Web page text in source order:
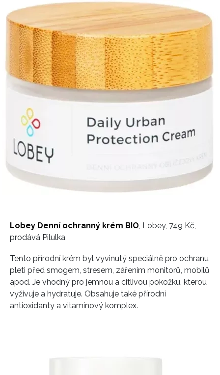
INFORMACE
REDAKCE
Lobey Denní ochranný krém BIO , Lobey, 749 Kč,
prodává Pilulka
Tento přírodní krém byl vyvinutý speciálně pro ochranu
pleti před smogem, stresem, zářením monitorů, mobilů
apod. Je vhodný pro jemnou a citlivou pokožku, kterou
vyživuje a hydratuje. Obsahuje také přírodní
antioxidanty a vitamínový komplex.